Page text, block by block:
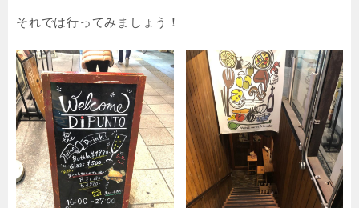
それでは行ってみましょう！